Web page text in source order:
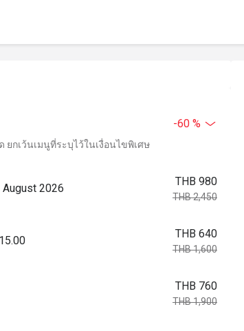
-60 %
กเว้นเมนูที่ระบุไว้ในเงื่อนไขพิเศษ
2026
THB 980
THB 2,450
THB 640
THB 1,600
THB 760
THB 1,900